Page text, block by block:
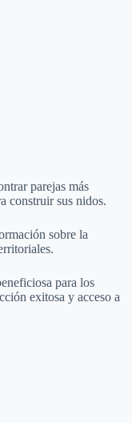
parejas más
construir sus nidos.
sobre la
para los
exitosa y acceso a